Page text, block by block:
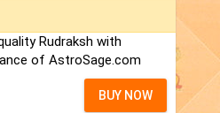
Rudraksh with
of AstroSage.com
BUY NOW